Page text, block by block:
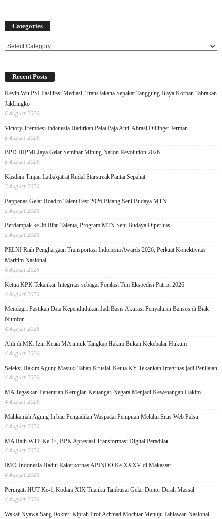
Categories
Categories
Recent Posts
Kevin Wu PSI Fasilitasi Mediasi, TransJakarta Sepakat Tanggung Biaya Korban Tabrakan
JakLingko
6 August 2026
Victory Trembesi Indonesia Hadirkan Pelat Baja Anti-Abrasi Dillinger Jerman
6 August 2026
BPD HIPMI Jaya Gelar Seminar Mining Nation Revolution 2026
6 August 2026
Kasdam Tinjau Latbakjatrat Rudal Starstreak Pantai Sepahat
5 August 2026
Bappenas Gelar Road to Talent Fest 2026 Bidang Seni Budaya MTN
5 August 2026
Berdampak ke 36 Ribu Talenta, Program MTN Seni Budaya Diperluas
5 August 2026
PELNI Raih Penghargaan Transportasi Indonesia Awards 2026, Perkuat Konektivitas
Maritim Nasional
4 August 2026
Ketua KPK Tekankan Integritas sebagai Fondasi Tim Ekspedisi Patriot 2026
4 August 2026
Mendagri Pastikan Data Kependudukan Jadi Basis Akurasi Penyaluran Bansos di Biak
Numfor
4 August 2026
Ahli di MK: Izin Ketua MA untuk Tangkap Hakim Bukan Kekebalan Hukum
4 August 2026
Seleksi Hakim Agung Masuki Tahap Krusial, Ketua KY Tekankan Integritas jadi Penilaian
4 August 2026
MA Tegaskan Penentuan Kerugian Keuangan Negara Menjadi Kewenangan Hakim
4 August 2026
Mahkamah Agung Imbau Pengadilan Waspadai Penipuan Melalui Situs Web Palsu
4 August 2026
MA Raih WTP Ke-14, BPK Apresiasi Transformasi Digital Peradilan
4 August 2026
IMO-Indonesia Hadiri Rakerkornas APINDO Ke XXXV di Makassar
4 August 2026
Peringati HUT Ke-1, Kodam XIX Tuanku Tambusai Gelar Donor Darah Massal
4 August 2026
Wakaf Nyawa Sang Dokter: Kiprah Prof Achmad Mochtar Menuju Pahlawan Nasional